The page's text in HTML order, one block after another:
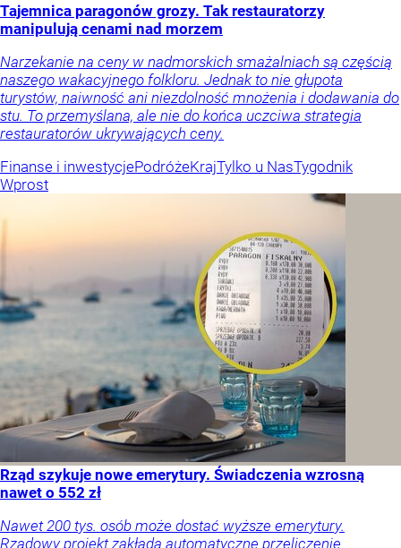
Tajemnica paragonów grozy. Tak restauratorzy
manipulują cenami nad morzem
Narzekanie na ceny w nadmorskich smażalniach są częścią
naszego wakacyjnego folkloru. Jednak to nie głupota
turystów, naiwność ani niezdolność mnożenia i dodawania do
stu. To przemyślana, ale nie do końca uczciwa strategia
restauratorów ukrywających ceny.
Finanse i inwestycjePodróżeKrajTylko u NasTygodnik
Wprost
Rząd szykuje nowe emerytury. Świadczenia wzrosną
nawet o 552 zł
Nawet 200 tys. osób może dostać wyższe emerytury.
Rządowy projekt zakłada automatyczne przeliczenie